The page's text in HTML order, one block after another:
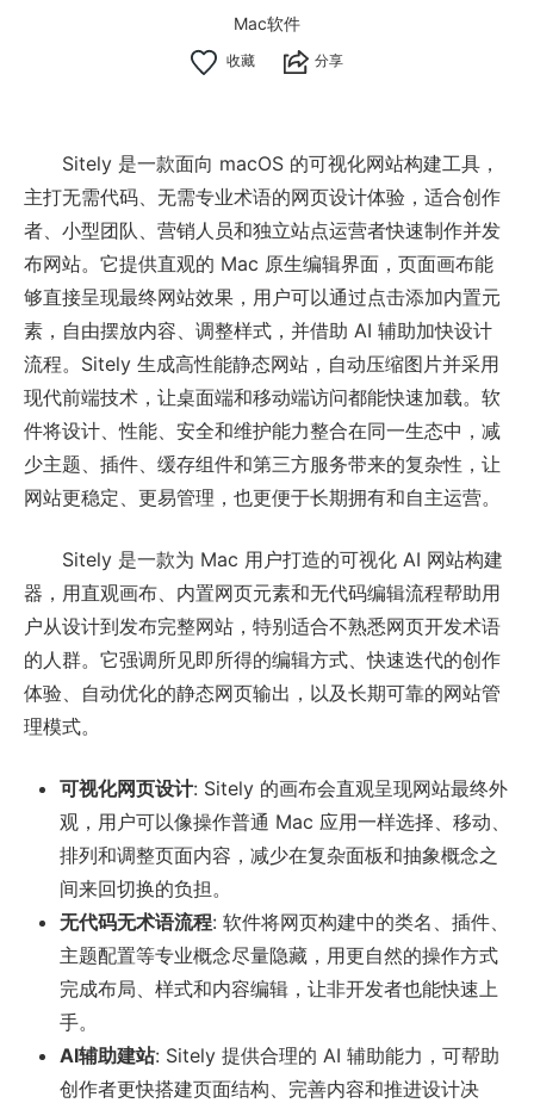
Mac软件
分享
Sitely 是一款面向 macOS 的可视化网站构建工具，
主打无需代码、无需专业术语的网页设计体验，适合创作
者、小型团队、营销人员和独立站点运营者快速制作并发
布网站。它提供直观的 Mac 原生编辑界面，页面画布能
够直接呈现最终网站效果，用户可以通过点击添加内置元
素，自由摆放内容、调整样式，并借助 AI 辅助加快设计
流程。Sitely 生成高性能静态网站，自动压缩图片并采用
现代前端技术，让桌面端和移动端访问都能快速加载。软
件将设计、性能、安全和维护能力整合在同一生态中，减
少主题、插件、缓存组件和第三方服务带来的复杂性，让
网站更稳定、更易管理，也更便于长期拥有和自主运营。
Sitely 是一款为 Mac 用户打造的可视化 AI 网站构建
器，用直观画布、内置网页元素和无代码编辑流程帮助用
户从设计到发布完整网站，特别适合不熟悉网页开发术语
的人群。它强调所见即所得的编辑方式、快速迭代的创作
体验、自动优化的静态网页输出，以及长期可靠的网站管
理模式。
可视化网页设计: Sitely 的画布会直观呈现网站最终外
观，用户可以像操作普通 Mac 应用一样选择、移动、
排列和调整页面内容，减少在复杂面板和抽象概念之
间来回切换的负担。
无代码无术语流程: 软件将网页构建中的类名、插件、
主题配置等专业概念尽量隐藏，用更自然的操作方式
完成布局、样式和内容编辑，让非开发者也能快速上
手。
AI辅助建站: Sitely 提供合理的 AI 辅助能力，可帮助
创作者更快搭建页面结构、完善内容和推进设计决